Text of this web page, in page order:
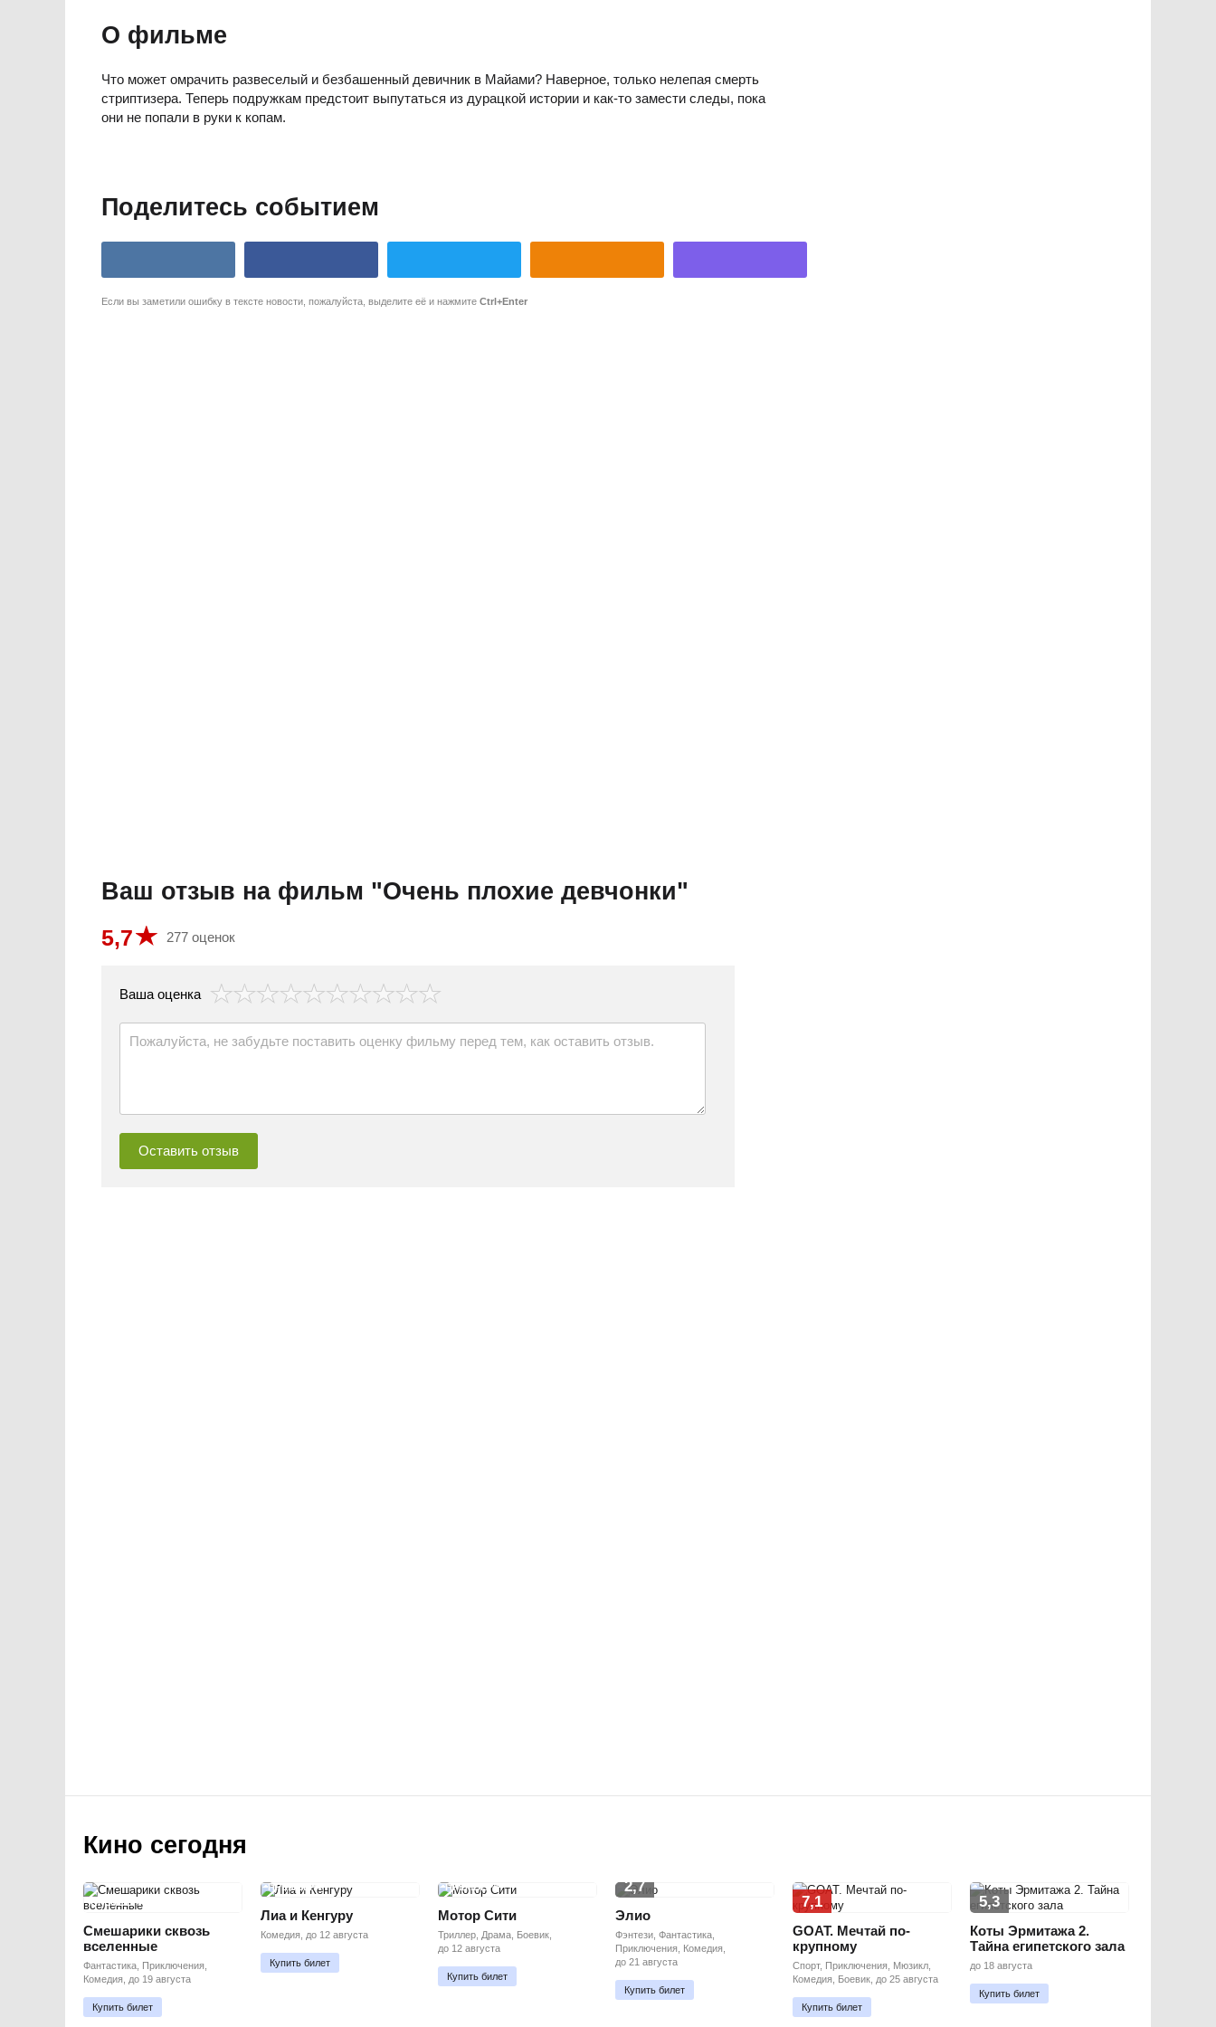
О фильме
Что может омрачить развеселый и безбашенный девичник в Майами? Наверное, только нелепая смерть
стриптизера. Теперь подружкам предстоит выпутаться из дурацкой истории и как-то замести следы, пока
они не попали в руки к копам.
Поделитесь событием
Если вы заметили ошибку в тексте новости, пожалуйста, выделите её и нажмите Ctrl+Enter
Ваш отзыв на фильм "Очень плохие девчонки"
5,7 277 оценок
Ваша оценка
Кино сегодня
ПРЕМЬЕРА
Смешарики сквозь
вселенные
Фантастика, Приключения,
Комедия, до 19 августа
Купить билет
ПРЕМЬЕРА
Лиа и Кенгуру
Комедия, до 12 августа
Купить билет
ПРЕМЬЕРА
Мотор Сити
Триллер, Драма, Боевик,
до 12 августа
Купить билет
2,7
Элио
Фэнтези, Фантастика,
Приключения, Комедия,
до 21 августа
Купить билет
7,1
GOAT. Мечтай по-
крупному
Спорт, Приключения, Мюзикл,
Комедия, Боевик, до 25 августа
Купить билет
5,3
Коты Эрмитажа 2.
Тайна египетского зала
до 18 августа
Купить билет